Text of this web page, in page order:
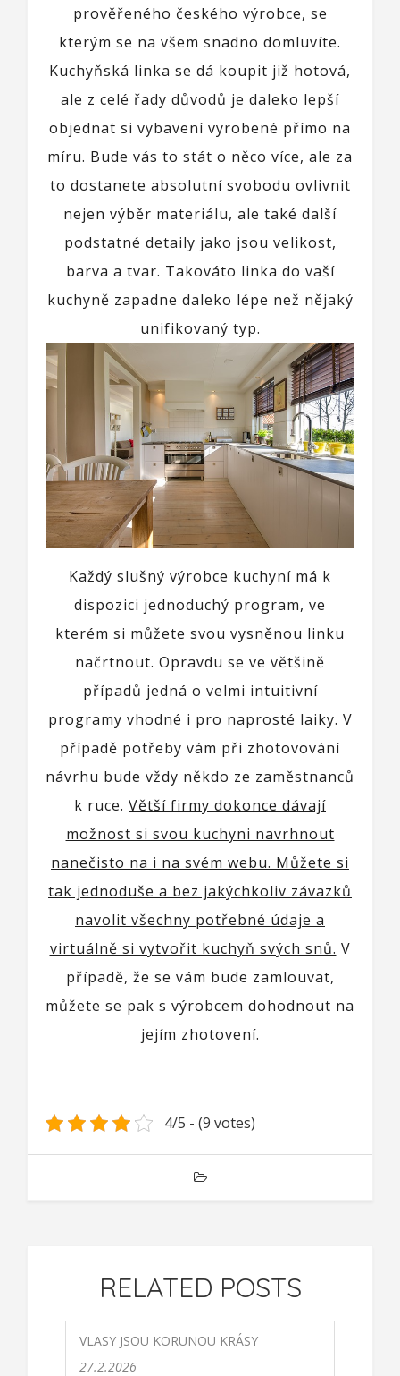
prověřeného českého výrobce, se
kterým se na všem snadno domluvíte.
Kuchyňská linka se dá koupit již hotová,
ale z celé řady důvodů je daleko lepší
objednat si vybavení vyrobené přímo na
míru. Bude vás to stát o něco více, ale za
to dostanete absolutní svobodu ovlivnit
nejen výběr materiálu, ale také další
podstatné detaily jako jsou velikost,
barva a tvar. Takováto linka do vaší
kuchyně zapadne daleko lépe než nějaký
unifikovaný typ.
Každý slušný výrobce kuchyní má k
dispozici jednoduchý program, ve
kterém si můžete svou vysněnou linku
načrtnout. Opravdu se ve většině
případů jedná o velmi intuitivní
programy vhodné i pro naprosté laiky. V
případě potřeby vám při zhotovování
návrhu bude vždy někdo ze zaměstnanců
k ruce. Větší firmy dokonce dávají
možnost si svou kuchyni navrhnout
nanečisto na i na svém webu. Můžete si
tak jednoduše a bez jakýchkoliv závazků
navolit všechny potřebné údaje a
virtuálně si vytvořit kuchyň svých snů. V
případě, že se vám bude zamlouvat,
můžete se pak s výrobcem dohodnout na
jejím zhotovení.
4/5 - (9 votes)
RELATED POSTS
VLASY JSOU KORUNOU KRÁSY
27.2.2026